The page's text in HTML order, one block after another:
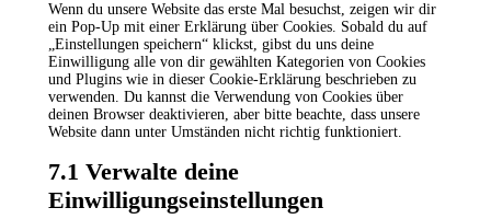
Wenn du unsere Website das erste Mal besuchst, zeigen wir dir
ein Pop-Up mit einer Erklärung über Cookies. Sobald du auf
„Einstellungen speichern“ klickst, gibst du uns deine
Einwilligung alle von dir gewählten Kategorien von Cookies
und Plugins wie in dieser Cookie-Erklärung beschrieben zu
verwenden. Du kannst die Verwendung von Cookies über
deinen Browser deaktivieren, aber bitte beachte, dass unsere
Website dann unter Umständen nicht richtig funktioniert.
7.1 Verwalte deine
Einwilligungseinstellungen